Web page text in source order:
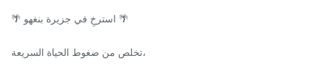
🌴 استرخِ في جزيرة بنغهو 🌴
تخلص من ضغوط الحياة السريعة،